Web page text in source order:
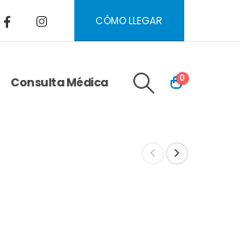
CÓMO LLEGAR
Consulta Médica 0